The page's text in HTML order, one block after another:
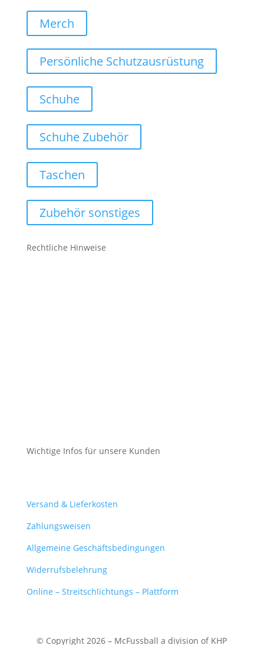
Merch
Persönliche Schutzausrüstung
Schuhe
Schuhe Zubehör
Taschen
Zubehör sonstiges
Rechtliche Hinweise
Wichtige Infos für unsere Kunden
Versand & Lieferkosten
Zahlungsweisen
Allgemeine Geschäftsbedingungen
Widerrufsbelehrung
Online – Streitschlichtungs – Plattform
© Copyright 2026 – McFussball a division of KHP